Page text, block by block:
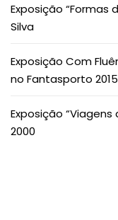
Exposição “Formas
Silva
Exposição Com
no Fantasporto 2015
Exposição
2000